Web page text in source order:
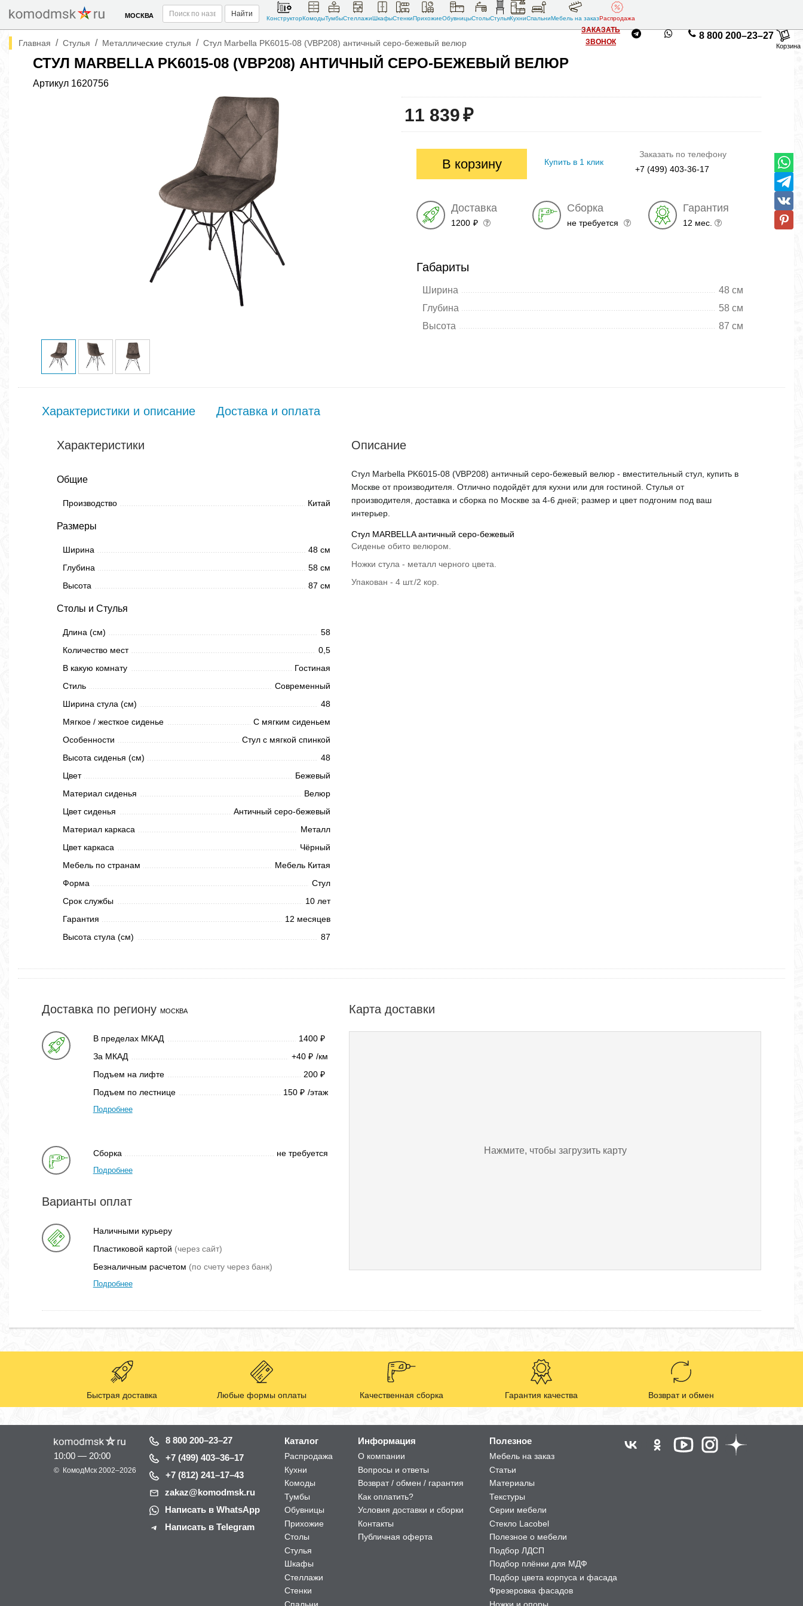
МОСКВА Найти
КонструкторКомодыТумбыСтеллажиШкафыСтенкиПрихожиеОбувницыСтолыСтульяКухниСпальниМебель на заказРаспродажа
ЗАКАЗАТЬ
ЗВОНОК
8 800 200–23–27
Корзина
Главная / Стулья / Металлические стулья / Стул Marbella PK6015-08 (VBP208) античный серо-бежевый велюр
СТУЛ MARBELLA PK6015-08 (VBP208) АНТИЧНЫЙ СЕРО-БЕЖЕВЫЙ ВЕЛЮР
Артикул 1620756
11 839₽
В корзину Купить в 1 клик
Заказать по телефону
+7 (499) 403-36-17
Доставка
1200 ₽
Сборка
не требуется
Гарантия
12 мес.
Габариты
Ширина
48 см
Глубина
58 см
Высота
87 см
Характеристики и описание Доставка и оплата
Характеристики
Общие
Производство Китай
Размеры
Ширина
48 см
Глубина
58 см
Высота
87 см
Столы и Стулья
Длина (см)
58
Количество мест
0,5
В какую комнату
Гостиная
Стиль
Современный
Ширина стула (см)
48
Мягкое / жесткое сиденье
С мягким сиденьем
Особенности
Стул с мягкой спинкой
Высота сиденья (см)
48
Цвет
Бежевый
Материал сиденья
Велюр
Цвет сиденья
Античный серо-бежевый
Материал каркаса
Металл
Цвет каркаса
Чёрный
Мебель по странам
Мебель Китая
Форма
Стул
Срок службы
10 лет
Гарантия
12 месяцев
Высота стула (см)
87
Описание
Стул Marbella PK6015-08 (VBP208) античный серо-бежевый велюр - вместительный стул, купить в
Москве от производителя. Отлично подойдёт для кухни или для гостиной. Стулья от
производителя, доставка и сборка по Москве за 4-6 дней; размер и цвет подгоним под ваш
интерьер.
Стул MARBELLA античный серо-бежевый
Сиденье обито велюром.
Ножки стула - металл черного цвета.
Упакован - 4 шт./2 кор.
Доставка по региону МОСКВА
В пределах МКАД 1400 ₽
За МКАД +40 ₽ /км
Подъем на лифте
200 ₽
Подъем по лестнице 150 ₽ /этаж
Подробнее
Сборка не требуется
Подробнее
Варианты оплат
Наличными курьеру
Пластиковой картой (через сайт)
Безналичным расчетом (по счету через банк)
Подробнее
Карта доставки
Нажмите, чтобы загрузить карту
Быстрая доставка Любые формы оплаты Качественная сборка Гарантия качества Возврат и обмен
10:00 — 20:00
© КомодМск 2002–2026
8 800 200–23–27
+7 (499) 403–36–17
+7 (812) 241–17–43
zakaz@komodmsk.ru
Написать в WhatsApp
Написать в Telegram
Каталог
Распродажа
Кухни
Комоды
Тумбы
Обувницы
Прихожие
Столы
Стулья
Шкафы
Стеллажи
Стенки
Спальни
Информация
О компании
Вопросы и ответы
Возврат / обмен / гарантия
Как оплатить?
Условия доставки и сборки
Контакты
Публичная оферта
Полезное
Мебель на заказ
Статьи
Материалы
Текстуры
Серии мебели
Стекло Lacobel
Полезное о мебели
Подбор ЛДСП
Подбор плёнки для МДФ
Подбор цвета корпуса и фасада
Фрезеровка фасадов
Ножки и опоры